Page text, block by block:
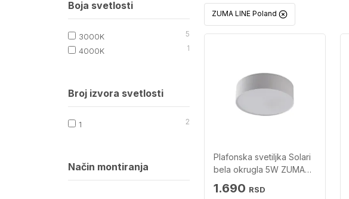
Boja svetlosti
3000K 5
4000K 1
Broj izvora svetlosti
1 2
Način montiranja
ZUMA LINE Poland
Plafonska svetiljka Solari
bela okrugla 5W ZUMA
LINE
1.690 RSD